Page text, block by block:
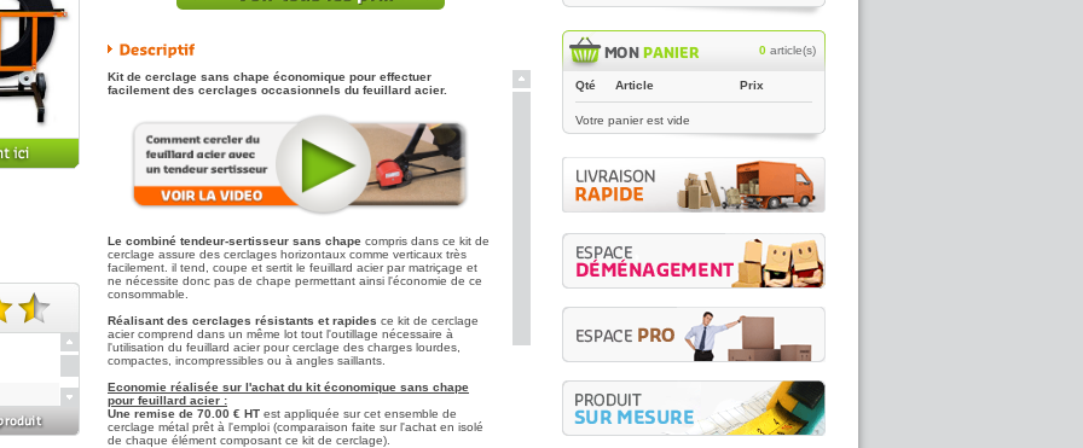
Kit de cerclage sans chape économique pour effectuer
facilement des cerclages occasionnels du feuillard acier.
Le combiné tendeur-sertisseur sans chape compris dans ce kit de
cerclage assure des cerclages horizontaux comme verticaux très
facilement. il tend, coupe et sertit le feuillard acier par matriçage et
ne nécessite donc pas de chape permettant ainsi l'économie de ce
consommable.
Réalisant des cerclages résistants et rapides ce kit de cerclage
acier comprend dans un même lot tout l'outillage nécessaire à
l'utilisation du feuillard acier pour cerclage des charges lourdes,
compactes, incompressibles ou à angles saillants.
Economie réalisée sur l'achat du kit économique sans chape
pour feuillard acier :
Une remise de 70.00 € HT est appliquée sur cet ensemble de
cerclage métal prêt à l'emploi (comparaison faite sur l'achat en isolé
de chaque élément composant ce kit de cerclage).
0 article(s)
Qté Article Prix
Votre panier est vide